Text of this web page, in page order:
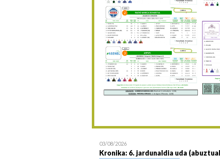
03/08/2026
Kronika: 6. jardunaldia uda